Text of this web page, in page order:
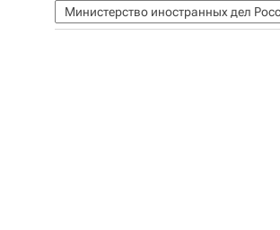
Министерство иностранных дел